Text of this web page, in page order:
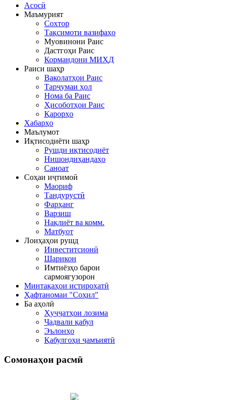
Асосӣ
Маъмурият
Сохтор
Тақсимоти вазифаҳо
Муовинони Раис
Дастгоҳи Раис
Кормандони МИҲД
Раиси шаҳр
Ваколатҳои Раис
Тарҷумаи ҳол
Нома ба Раис
Ҳисоботҳои Раис
Қарорҳо
Хабарҳо
Маълумот
Иқтисодиёти шаҳр
Рушди иқтисодиёт
Нишондиҳандаҳо
Саноат
Соҳаи иҷтимоӣ
Маориф
Тандурустӣ
Фарҳанг
Варзиш
Нақлиёт ва комм.
Матбуот
Лоиҳаҳои рушд
Инвеститсионӣ
Шарикон
Имтиёзҳо барои
сармоягузорон
Минтақаҳои истироҳатӣ
Ҳафтаномаи "Соҳил"
Ба аҳолӣ
Ҳуҷҷатҳои лозима
Ҷадвали қабул
Эълонҳо
Қабулгоҳи ҷамъиятӣ
Сомонаҳои расмӣ